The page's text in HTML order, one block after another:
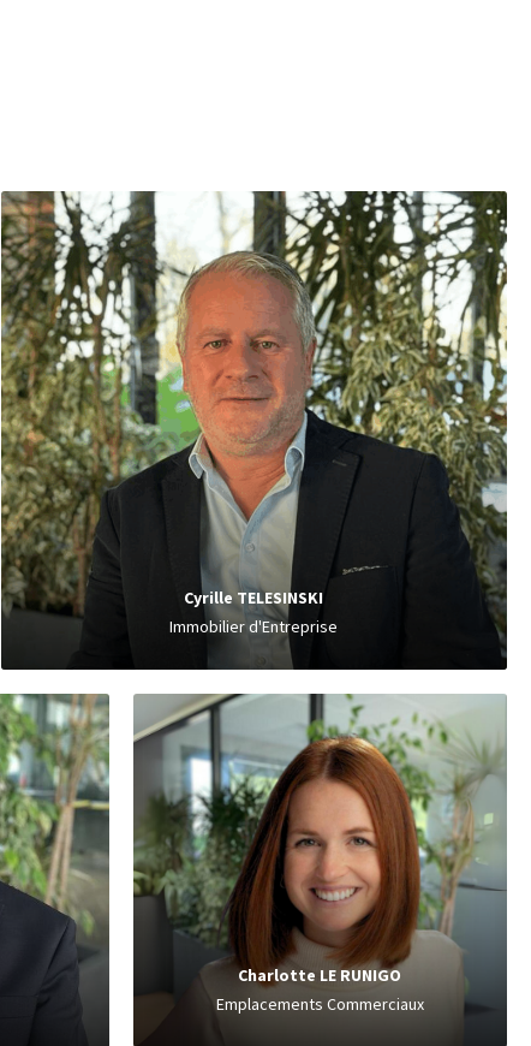
David ROULOT
Immobilier d'Entreprise
Secteur Lorient
Cyrille TELESINSKI
Immobilier d'Entreprise
François LENOIR
Cession d'Entreprise
Charlotte LE RUNIGO
Emplacements Commerciaux